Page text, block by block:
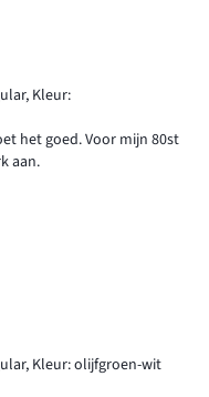
Kleur:
het goed. Voor mijn 80st
aan.
Kleur: olijfgroen-wit